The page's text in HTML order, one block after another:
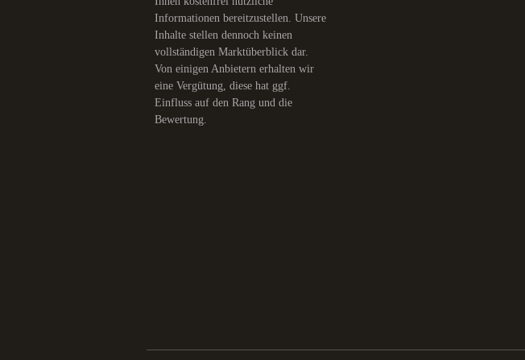
Informationen bereitzustellen. Unsere
Inhalte stellen dennoch keinen
vollständigen Marktüberblick dar.
Von einigen Anbietern erhalten wir
eine Vergütung, diese hat ggf.
Einfluss auf den Rang und die
Bewertung.